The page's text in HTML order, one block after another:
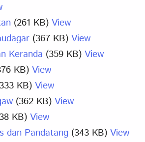
(261 KB) View
(367 KB) View
Keranda (359 KB) View
KB) View
KB) View
(362 KB) View
KB) View
dan Pandatang (343 KB) View